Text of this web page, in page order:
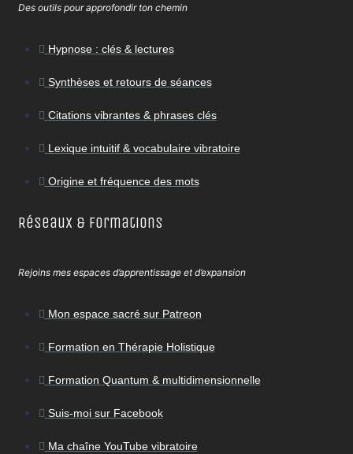
Des outils pour approfondir ton chemin
Hypnose : clés & lectures
Synthèses et retours de séances
Citations vibrantes & phrases clés
Lexique intuitif & vocabulaire vibratoire
Origine et fréquence des mots
Réseaux & Formations
Rejoins mes espaces d’apprentissage et d’expansion
Mon espace sacré sur Patreon
Formation en Thérapie Holistique
Formation Quantum & multidimensionnelle
Suis-moi sur Facebook
Ma chaîne YouTube vibratoire